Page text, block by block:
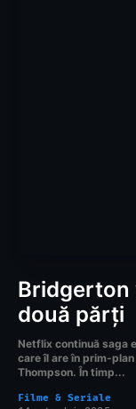
Bridgerton
două părți
Netflix continuă saga
care îl are în prim-
Thompson. În timp...
Filme & Seriale